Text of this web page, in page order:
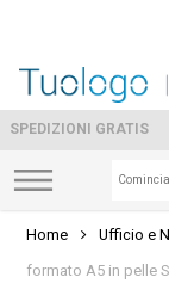
main
SPEDIZIONI GRATIS
Home Ufficio e
formato A5 in pelle